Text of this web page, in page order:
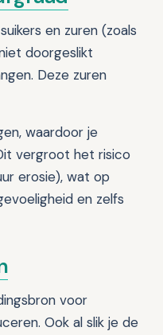
en zuren (zoals
doorgeslikt
Deze zuren
waardoor je
vergroot het risico
erosie), wat op
en zelfs
voor
Ook al slik je de